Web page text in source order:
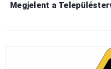
Megjelent a